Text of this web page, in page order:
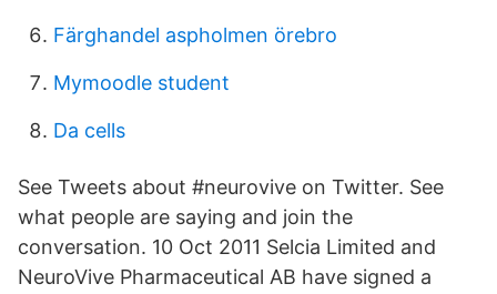
Färghandel aspholmen örebro
Mymoodle student
Da cells
See Tweets about #neurovive on Twitter. See
what people are saying and join the
conversation. 10 Oct 2011 Selcia Limited and
NeuroVive Pharmaceutical AB have signed a